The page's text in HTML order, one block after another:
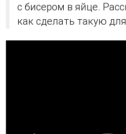
с бисером в яйце.
как сделать такую